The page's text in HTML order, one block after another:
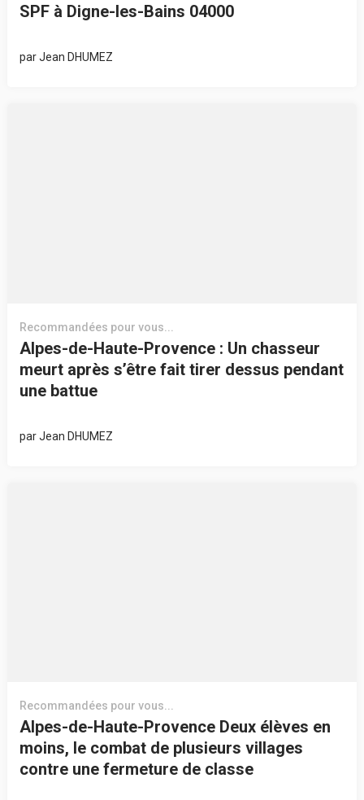
SPF à Digne-les-Bains 04000
parJean DHUMEZ
Recommandées pour vous...
Alpes-de-Haute-Provence : Un chasseur
meurt après s’être fait tirer dessus pendant
une battue
parJean DHUMEZ
Recommandées pour vous...
Alpes-de-Haute-Provence Deux élèves en
moins, le combat de plusieurs villages
contre une fermeture de classe